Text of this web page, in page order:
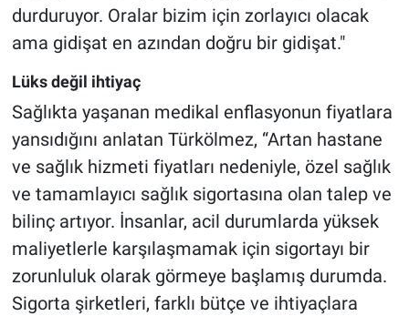
durduruyor. Oralar bizim için zorlayıcı olacak
ama gidişat en azından doğru bir gidişat."
Lüks değil ihtiyaç
Sağlıkta yaşanan medikal enflasyonun fiyatlara
yansıdığını anlatan Türkölmez, “Artan hastane
ve sağlık hizmeti fiyatları nedeniyle, özel sağlık
ve tamamlayıcı sağlık sigortasına olan talep ve
bilinç artıyor. İnsanlar, acil durumlarda yüksek
maliyetlerle karşılaşmamak için sigortayı bir
zorunluluk olarak görmeye başlamış durumda.
Sigorta şirketleri, farklı bütçe ve ihtiyaçlara